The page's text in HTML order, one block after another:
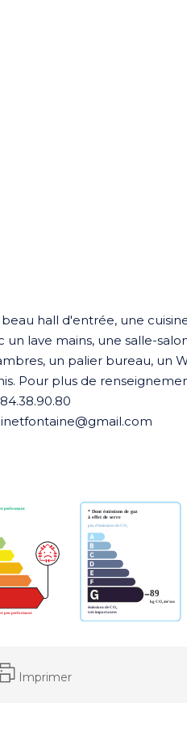
hall d'entrée, une
un lave mains, une salle-
un palier bureau, un
Pour plus de
Imprimer